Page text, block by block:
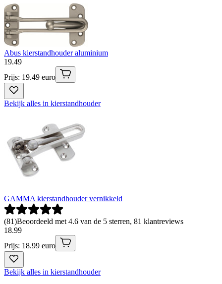
Abus kierstandhouder aluminium
19.49
Prijs: 19.49 euro
Bekijk alles in kierstandhouder
GAMMA kierstandhouder vernikkeld
(81)Beoordeeld met 4.6 van de 5 sterren, 81 klantreviews
18.99
Prijs: 18.99 euro
Bekijk alles in kierstandhouder